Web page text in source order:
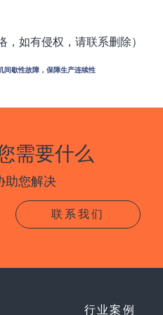
，如有侵权，请联系删除）
间歇性故障，保障生产连续性
需要什么
助您解决
联系我们
行业案例